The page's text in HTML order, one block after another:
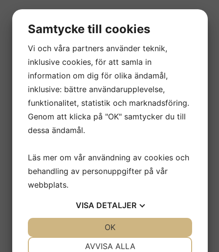
Samtycke till cookies
Vi och våra partners använder teknik,
inklusive cookies, för att samla in
information om dig för olika ändamål,
inklusive: bättre användarupplevelse,
funktionalitet, statistik och marknadsföring.
Genom att klicka på "OK" samtycker du till
dessa ändamål.
Läs mer om vår användning av cookies och
behandling av personuppgifter på vår
webbplats.
VISA DETALJER
AVVISA ALLA
OK